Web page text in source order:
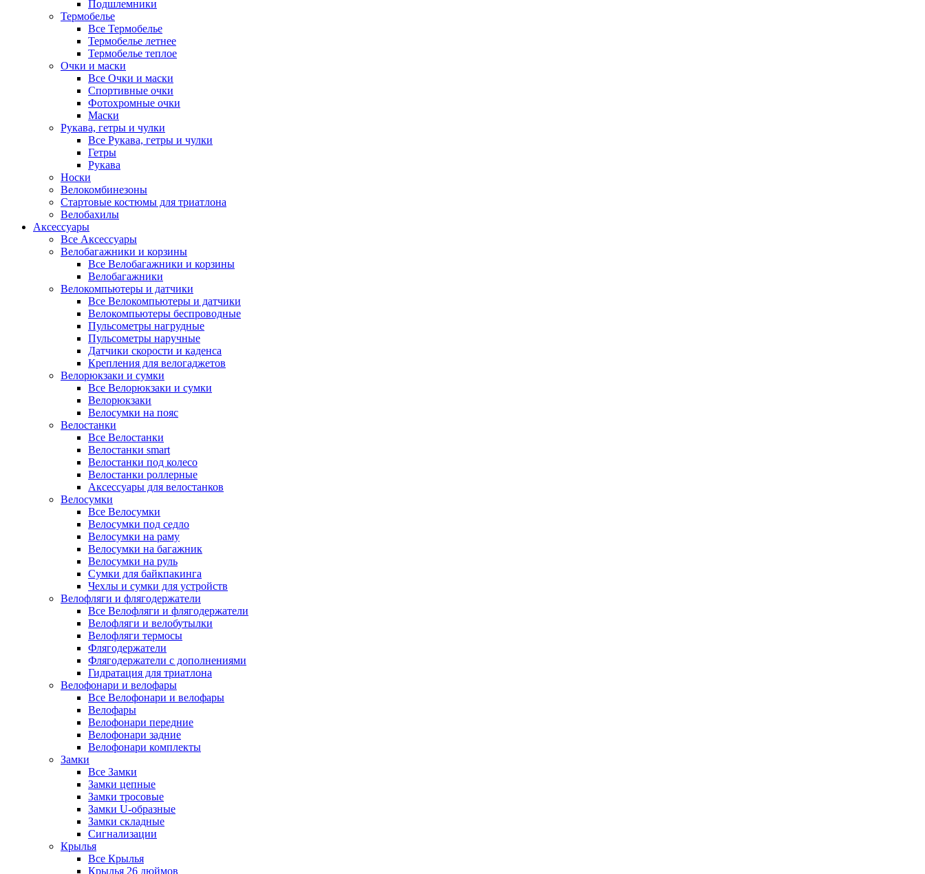
Подшлемники
Термобелье
Все Термобелье
Термобелье летнее
Термобелье теплое
Очки и маски
Все Очки и маски
Спортивные очки
Фотохромные очки
Маски
Рукава, гетры и чулки
Все Рукава, гетры и чулки
Гетры
Рукава
Носки
Велокомбинезоны
Стартовые костюмы для триатлона
Велобахилы
Аксессуары
Все Аксессуары
Велобагажники и корзины
Все Велобагажники и корзины
Велобагажники
Велокомпьютеры и датчики
Все Велокомпьютеры и датчики
Велокомпьютеры беспроводные
Пульсометры нагрудные
Пульсометры наручные
Датчики скорости и каденса
Крепления для велогаджетов
Велорюкзаки и сумки
Все Велорюкзаки и сумки
Велорюкзаки
Велосумки на пояс
Велостанки
Все Велостанки
Велостанки smart
Велостанки под колесо
Велостанки роллерные
Аксессуары для велостанков
Велосумки
Все Велосумки
Велосумки под седло
Велосумки на раму
Велосумки на багажник
Велосумки на руль
Сумки для байкпакинга
Чехлы и сумки для устройств
Велофляги и флягодержатели
Все Велофляги и флягодержатели
Велофляги и велобутылки
Велофляги термосы
Флягодержатели
Флягодержатели с дополнениями
Гидратация для триатлона
Велофонари и велофары
Все Велофонари и велофары
Велофары
Велофонари передние
Велофонари задние
Велофонари комплекты
Замки
Все Замки
Замки цепные
Замки тросовые
Замки U-образные
Замки складные
Сигнализации
Крылья
Все Крылья
Крылья 26 дюймов